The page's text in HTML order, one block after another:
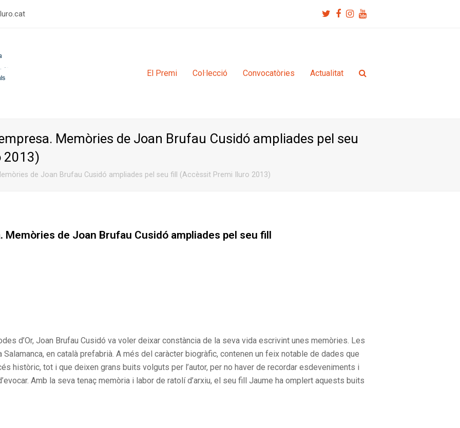
Twitter
Facebook
Instagram
Youtube
El Premi Col·lecció Convocatòries Actualitat
Memòries de Joan Brufau Cusidó ampliades pel seu
2013)
de Joan Brufau Cusidó ampliades pel seu fill (Accèssit Premi Iluro 2013)
Memòries de Joan Brufau Cusidó ampliades pel seu fill
d’Or, Joan Brufau Cusidó va voler deixar constància de la seva vida escrivint unes memòries. Les
Salamanca, en català prefabrià. A més del caràcter biogràfic, contenen un feix notable de dades que
històric, tot i que deixen grans buits volguts per l’autor, per no haver de recordar esdeveniments i
Amb la seva tenaç memòria i labor de ratolí d’arxiu, el seu fill Jaume ha omplert aquests buits